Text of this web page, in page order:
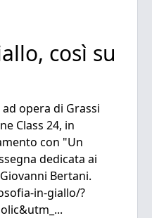
così su
opera di Grassi
Class 24, in
con "Un
dedicata ai
Bertani.
in-giallo/?